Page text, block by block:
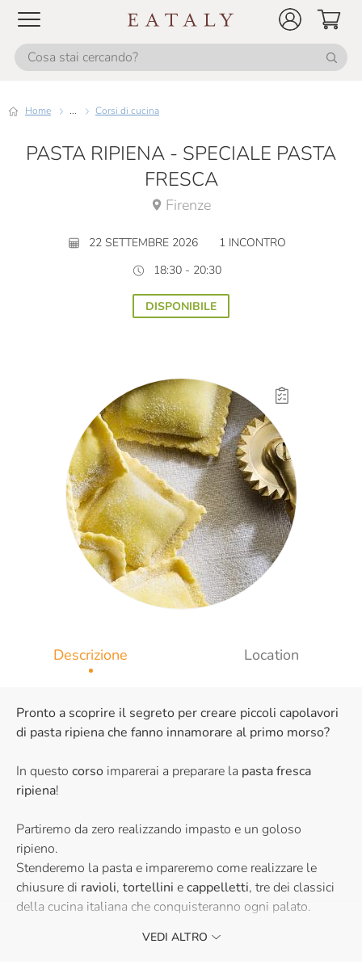
Home ... Corsi di cucina
PASTA RIPIENA - SPECIALE PASTA
FRESCA
Firenze
22 SETTEMBRE 2026
1 INCONTRO
18:30 - 20:30
DISPONIBILE
Descrizione Location
Pronto a scoprire il segreto per creare piccoli capolavori
di pasta ripiena che fanno innamorare al primo morso?
In questo corso imparerai a preparare la pasta fresca
ripiena!
Partiremo da zero realizzando impasto e un goloso
ripieno.
Stenderemo la pasta e impareremo come realizzare le
chiusure di ravioli, tortellini ecappelletti, tre dei classici
della cucina italiana che conquisteranno ogni palato.
VEDI ALTRO